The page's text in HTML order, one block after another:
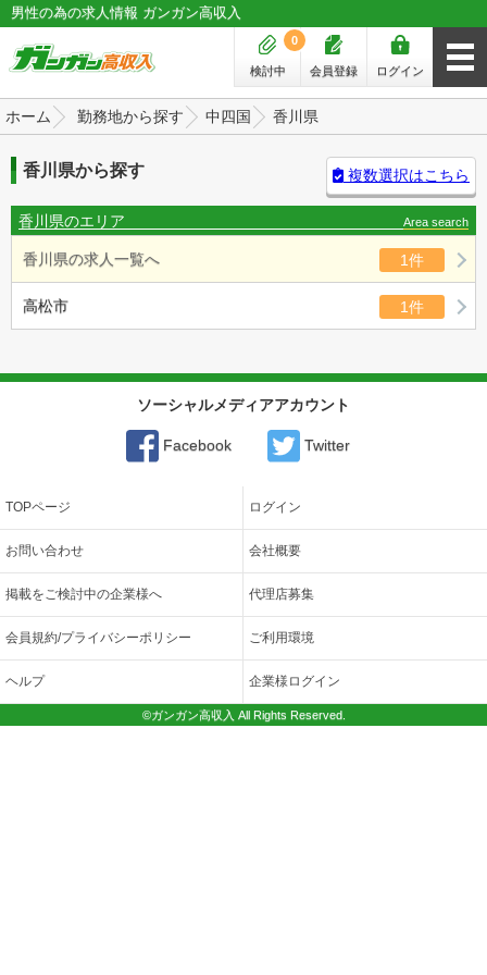
男性の為の求人情報 ガンガン高収入
ログイン
会員登録
検討中
0
ホーム 勤務地から探す 中四国 香川県
香川県から探す 複数選択はこちら
香川県のエリア Area search
香川県の求人一覧へ 1件
高松市 1件
ソーシャルメディアアカウント
Facebook Twitter
TOPページ ログイン
お問い合わせ 会社概要
掲載をご検討中の企業様へ 代理店募集
会員規約/プライバシーポリシー ご利用環境
ヘルプ 企業様ログイン
©ガンガン高収入 All Rights Reserved.